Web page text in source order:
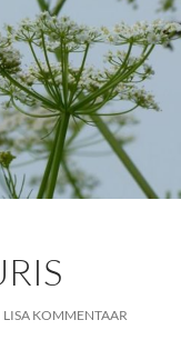
LISA KOMMENTAAR